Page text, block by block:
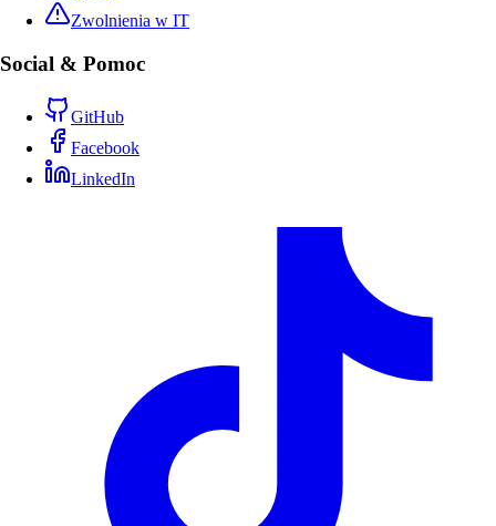
Zwolnienia w IT
Social & Pomoc
GitHub
Facebook
LinkedIn